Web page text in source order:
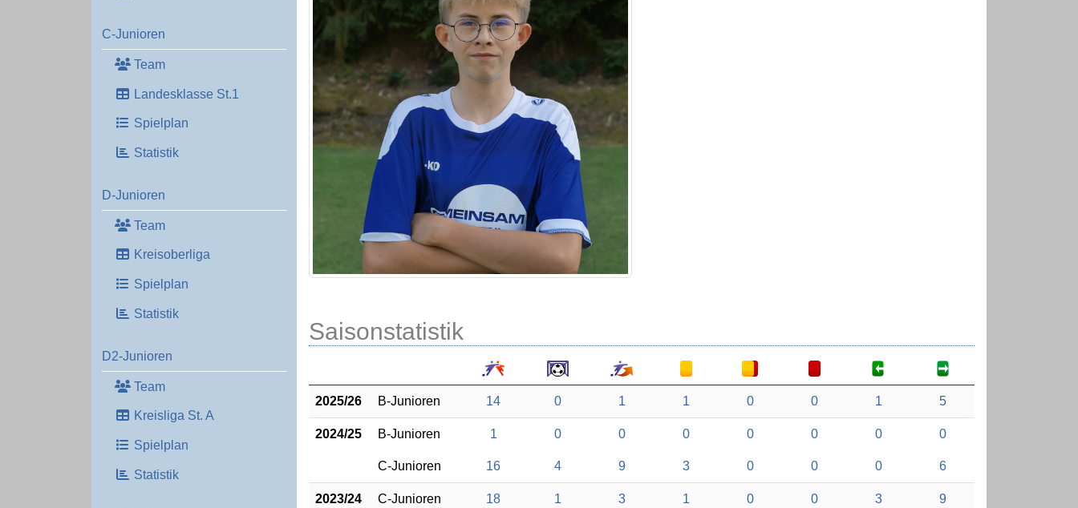
C-Junioren
Team
Landesklasse St.1
Spielplan
Statistik
D-Junioren
Team
Kreisoberliga
Spielplan
Statistik
D2-Junioren
Team
Kreisliga St. A
Spielplan
Statistik
Saisonstatistik
2025/26 B-Junioren 14 0 1 1 0 0 1 5
2024/25 B-Junioren 1 0 0 0 0 0 0 0
C-Junioren 16 4 9 3 0 0 0 6
2023/24 C-Junioren 18 1 3 1 0 0 3 9